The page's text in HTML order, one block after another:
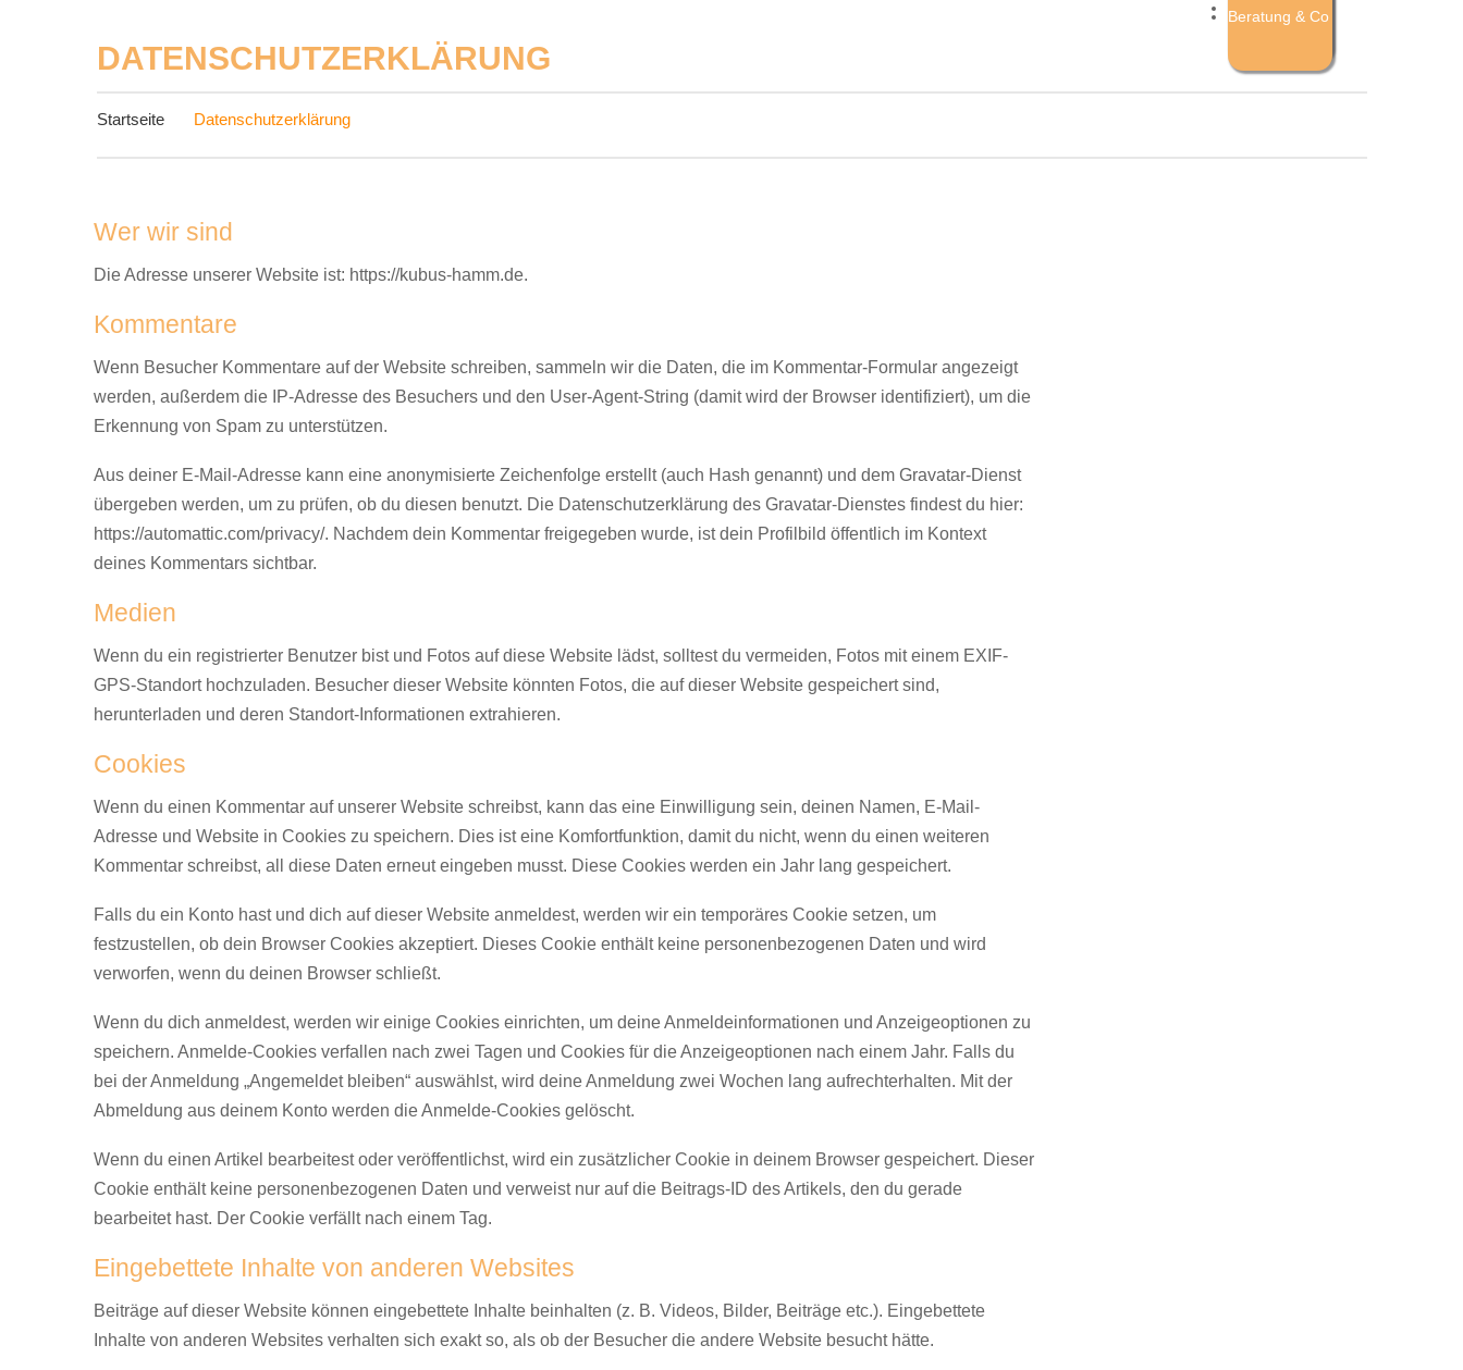
Mixed Arts
Beratung & Co
DATENSCHUTZERKLÄRUNG
Startseite Datenschutzerklärung
Wer wir sind
Die Adresse unserer Website ist: https://kubus-hamm.de.
Kommentare
Wenn Besucher Kommentare auf der Website schreiben, sammeln wir die Daten, die im Kommentar-Formular angezeigt
werden, außerdem die IP-Adresse des Besuchers und den User-Agent-String (damit wird der Browser identifiziert), um die
Erkennung von Spam zu unterstützen.
Aus deiner E-Mail-Adresse kann eine anonymisierte Zeichenfolge erstellt (auch Hash genannt) und dem Gravatar-Dienst
übergeben werden, um zu prüfen, ob du diesen benutzt. Die Datenschutzerklärung des Gravatar-Dienstes findest du hier:
https://automattic.com/privacy/. Nachdem dein Kommentar freigegeben wurde, ist dein Profilbild öffentlich im Kontext
deines Kommentars sichtbar.
Medien
Wenn du ein registrierter Benutzer bist und Fotos auf diese Website lädst, solltest du vermeiden, Fotos mit einem EXIF-
GPS-Standort hochzuladen. Besucher dieser Website könnten Fotos, die auf dieser Website gespeichert sind,
herunterladen und deren Standort-Informationen extrahieren.
Cookies
Wenn du einen Kommentar auf unserer Website schreibst, kann das eine Einwilligung sein, deinen Namen, E-Mail-
Adresse und Website in Cookies zu speichern. Dies ist eine Komfortfunktion, damit du nicht, wenn du einen weiteren
Kommentar schreibst, all diese Daten erneut eingeben musst. Diese Cookies werden ein Jahr lang gespeichert.
Falls du ein Konto hast und dich auf dieser Website anmeldest, werden wir ein temporäres Cookie setzen, um
festzustellen, ob dein Browser Cookies akzeptiert. Dieses Cookie enthält keine personenbezogenen Daten und wird
verworfen, wenn du deinen Browser schließt.
Wenn du dich anmeldest, werden wir einige Cookies einrichten, um deine Anmeldeinformationen und Anzeigeoptionen zu
speichern. Anmelde-Cookies verfallen nach zwei Tagen und Cookies für die Anzeigeoptionen nach einem Jahr. Falls du
bei der Anmeldung „Angemeldet bleiben“ auswählst, wird deine Anmeldung zwei Wochen lang aufrechterhalten. Mit der
Abmeldung aus deinem Konto werden die Anmelde-Cookies gelöscht.
Wenn du einen Artikel bearbeitest oder veröffentlichst, wird ein zusätzlicher Cookie in deinem Browser gespeichert. Dieser
Cookie enthält keine personenbezogenen Daten und verweist nur auf die Beitrags-ID des Artikels, den du gerade
bearbeitet hast. Der Cookie verfällt nach einem Tag.
Eingebettete Inhalte von anderen Websites
Beiträge auf dieser Website können eingebettete Inhalte beinhalten (z. B. Videos, Bilder, Beiträge etc.). Eingebettete
Inhalte von anderen Websites verhalten sich exakt so, als ob der Besucher die andere Website besucht hätte.